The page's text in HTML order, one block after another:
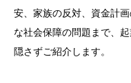
安、家族の反対、資金計
な社会保障の問題まで、
隠さずご紹介します。